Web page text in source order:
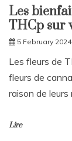
Les
THCp sur
5 February 2024
Les fleurs de
fleurs de
raison de
Lire